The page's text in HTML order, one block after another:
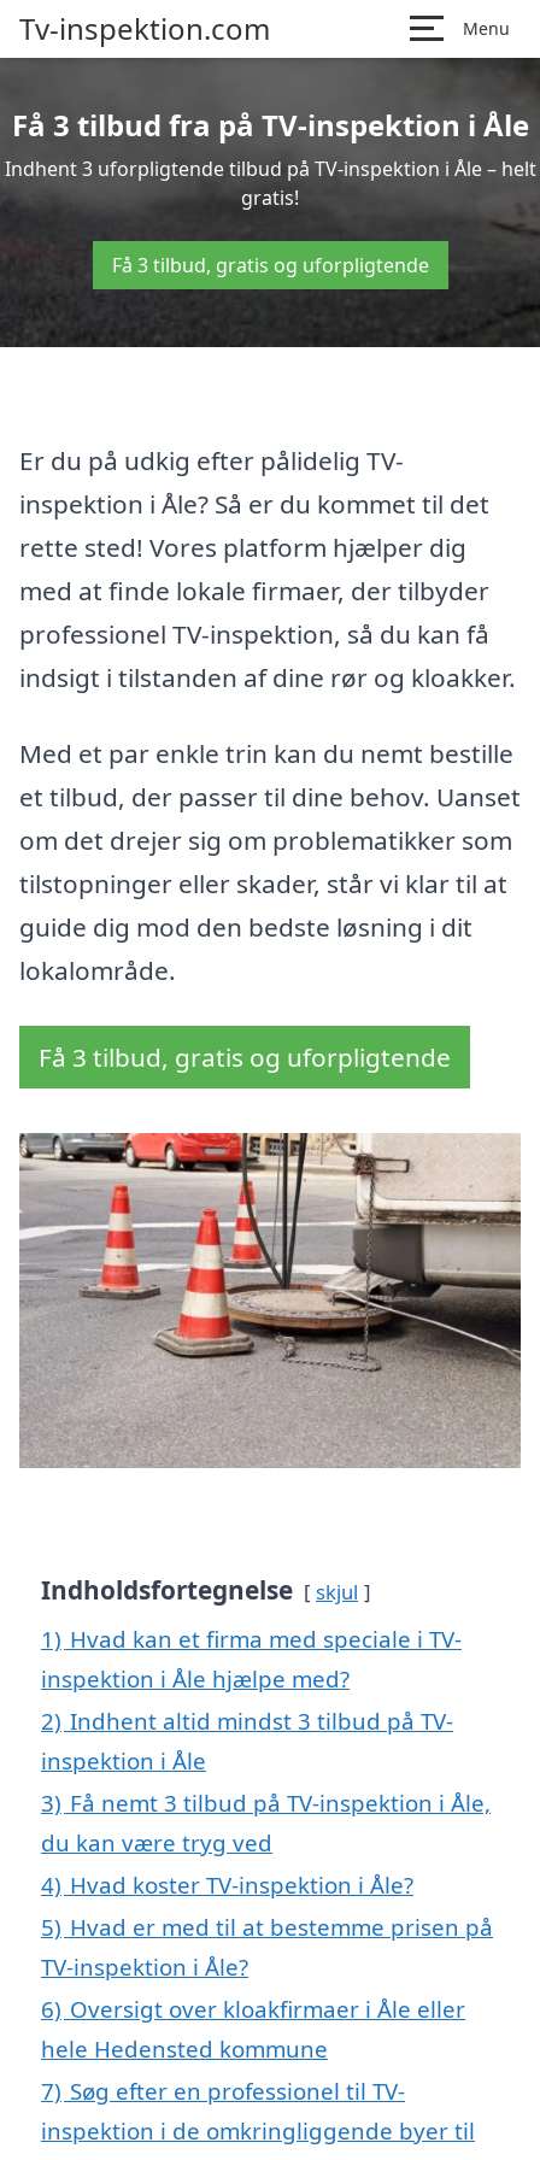
Tv-inspektion.com Menu
Få 3 tilbud fra på TV-inspektion i Åle
Indhent 3 uforpligtende tilbud på TV-inspektion i Åle – helt
gratis!
Få 3 tilbud, gratis og uforpligtende
Er du på udkig efter pålidelig TV-
inspektion i Åle? Så er du kommet til det
rette sted! Vores platform hjælper dig
med at finde lokale firmaer, der tilbyder
professionel TV-inspektion, så du kan få
indsigt i tilstanden af dine rør og kloakker.
Med et par enkle trin kan du nemt bestille
et tilbud, der passer til dine behov. Uanset
om det drejer sig om problematikker som
tilstopninger eller skader, står vi klar til at
guide dig mod den bedste løsning i dit
lokalområde.
Få 3 tilbud, gratis og uforpligtende
Indholdsfortegnelse skjul
1) Hvad kan et firma med speciale i TV-
inspektion i Åle hjælpe med?
2) Indhent altid mindst 3 tilbud på TV-
inspektion i Åle
3) Få nemt 3 tilbud på TV-inspektion i Åle,
du kan være tryg ved
4) Hvad koster TV-inspektion i Åle?
5) Hvad er med til at bestemme prisen på
TV-inspektion i Åle?
6) Oversigt over kloakfirmaer i Åle eller
hele Hedensted kommune
7) Søg efter en professionel til TV-
inspektion i de omkringliggende byer til